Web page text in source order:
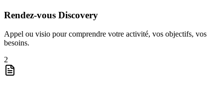
Rendez-vous Discovery
Appel ou visio pour comprendre votre activité, vos objectifs, vos
besoins.
2